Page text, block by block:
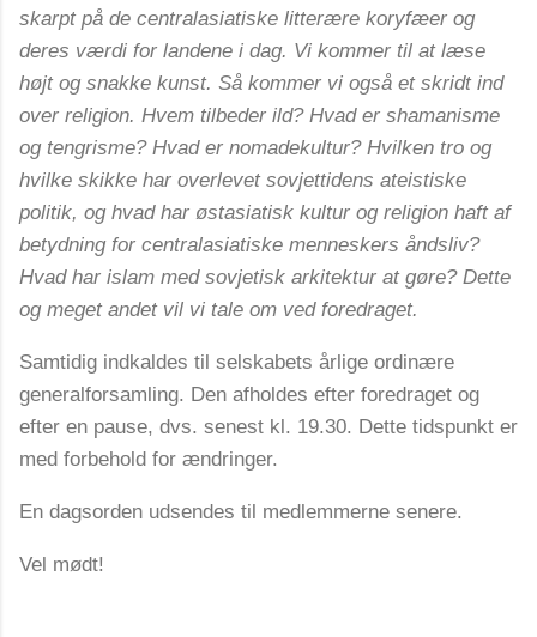
skarpt på de centralasiatiske litterære koryfæer og
deres værdi for landene i dag. Vi kommer til at læse
højt og snakke kunst. Så kommer vi også et skridt ind
over religion. Hvem tilbeder ild? Hvad er shamanisme
og tengrisme? Hvad er nomadekultur? Hvilken tro og
hvilke skikke har overlevet sovjettidens ateistiske
politik, og hvad har østasiatisk kultur og religion haft af
betydning for centralasiatiske menneskers åndsliv?
Hvad har islam med sovjetisk arkitektur at gøre? Dette
og meget andet vil vi tale om ved foredraget.
Samtidig indkaldes til selskabets årlige ordinære
generalforsamling. Den afholdes efter foredraget og
efter en pause, dvs. senest kl. 19.30. Dette tidspunkt er
med forbehold for ændringer.
En dagsorden udsendes til medlemmerne senere.
Vel mødt!